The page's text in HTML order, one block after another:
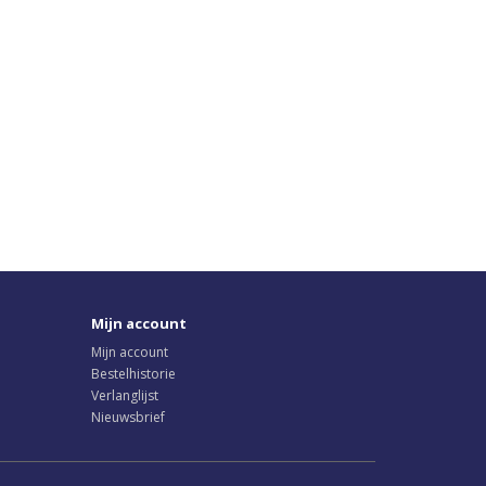
Mijn account
Mijn account
Bestelhistorie
Verlanglijst
Nieuwsbrief